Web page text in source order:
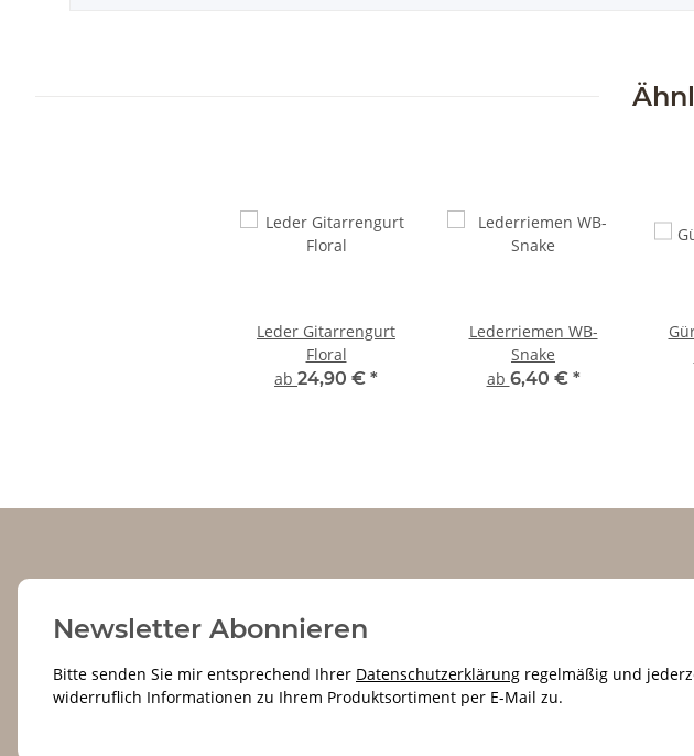
Leder Gitarrengurt
Floral
ab 24,90 € *
Lederriemen WB-
Snake
ab 6,40 € *
Newsletter Abonnieren
Bitte senden Sie mir entsprechend Ihrer Datenschutzerklärung regelmäßig und
widerruflich Informationen zu Ihrem Produktsortiment per E-Mail zu.